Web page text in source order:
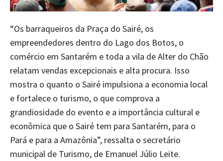
“Os barraqueiros da Praça do Sairé, os
empreendedores dentro do Lago dos Botos, o
comércio em Santarém e toda a vila de Alter do Chão
relatam vendas excepcionais e alta procura. Isso
mostra o quanto o Sairé impulsiona a economia local
e fortalece o turismo, o que comprova a
grandiosidade do evento e a importância cultural e
econômica que o Sairé tem para Santarém, para o
Pará e para a Amazônia”, ressalta o secretário
municipal de Turismo, de Emanuel Júlio Leite.